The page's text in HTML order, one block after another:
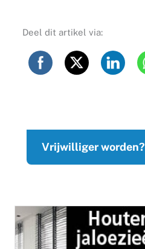
Deel dit artikel via:
Vrijwilliger worden?